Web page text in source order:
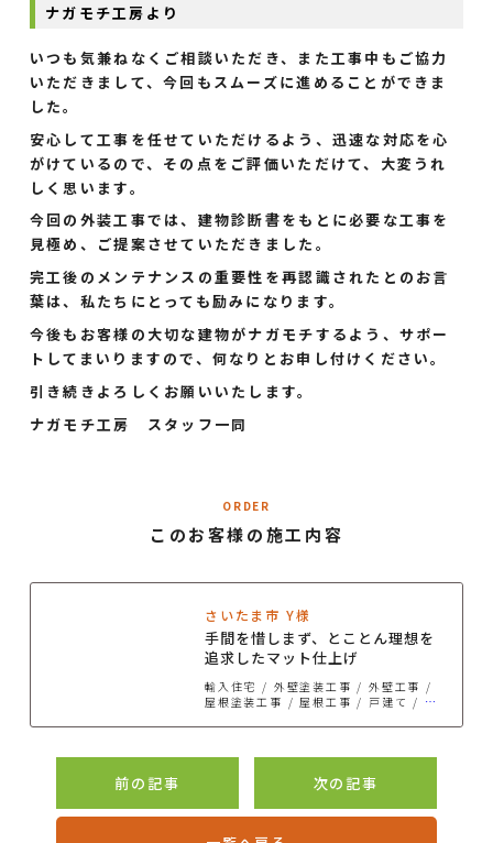
ナガモチ工房より
いつも気兼ねなくご相談いただき、また工事中もご協力
いただきまして、今回もスムーズに進めることができま
した。
安心して工事を任せていただけるよう、迅速な対応を心
がけているので、その点をご評価いただけて、大変うれ
しく思います。
今回の外装工事では、建物診断書をもとに必要な工事を
見極め、ご提案させていただきました。
完工後のメンテナンスの重要性を再認識されたとのお言
葉は、私たちにとっても励みになります。
今後もお客様の大切な建物がナガモチするよう、サポー
トしてまいりますので、何なりとお申し付けください。
引き続きよろしくお願いいたします。
ナガモチ工房 スタッフ一同
ORDER
このお客様の施工内容
さいたま市 Y様
手間を惜しまず、とことん理想を
追求したマット仕上げ
輸入住宅 外壁塗装工事
外壁工事
屋根塗装工事
屋根工事
戸建て
グレー・ブラック系
前の記事 次の記事